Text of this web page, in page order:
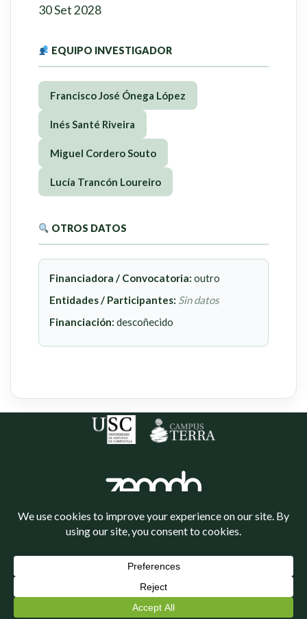
30 Set 2028
EQUIPO INVESTIGADOR
Francisco José Ónega López
Inés Santé Riveira
Miguel Cordero Souto
Lucía Trancón Loureiro
OTROS DATOS
Financiadora / Convocatoria: outro
Entidades / Participantes: Sin datos
Financiación: descoñecido
Política de privacidade
| Funciona gracias a